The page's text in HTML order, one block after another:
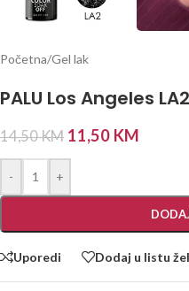
Početna/Gel lak
PALU Los Angeles
14,50KM 11,50 KM
- +
Uporedi Dodaj u listu